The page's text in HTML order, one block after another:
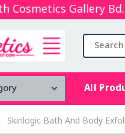
Gallery Bd.
All
Skinlogic Bath And Body